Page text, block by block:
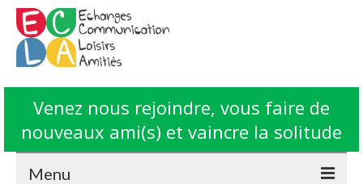
Venez nous rejoindre, vous faire de
nouveaux ami(s) et vaincre la solitude
Menu